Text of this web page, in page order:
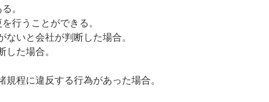
。
行うことができる。
いと会社が判断した場合。
た場合。
程に違反する行為があった場合。